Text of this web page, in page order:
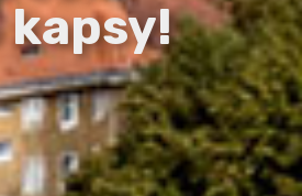
kapsy!